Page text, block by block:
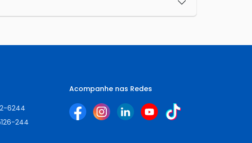
6244
244
Acompanhe nas Redes